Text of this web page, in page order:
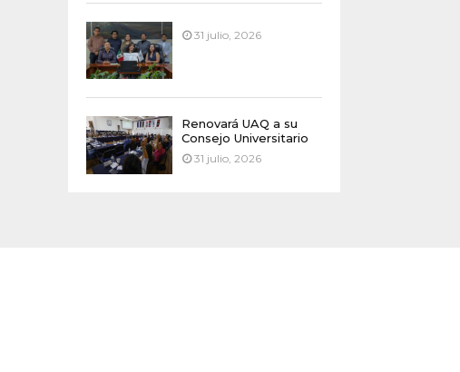
31 julio, 2026
Renovará UAQ a su
Consejo Universitario
31 julio, 2026